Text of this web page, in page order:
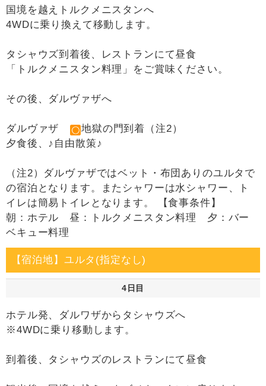
国境を越えトルクメニスタンへ
4WDに乗り換えて移動します。
タシャウズ到着後、レストランにて昼食
「トルクメニスタン料理」をご賞味ください。
その後、ダルヴァザへ
ダルヴァザ
地獄の門到着（注2）
夕食後、♪自由散策♪
（注2）ダルヴァザではベット・布団ありのユルタで
の宿泊となります。またシャワーは水シャワー、ト
イレは簡易トイレとなります。 【食事条件】
朝：ホテル 昼：トルクメニスタン料理 夕：バー
ベキュー料理
【宿泊地】ユルタ(指定なし)
4日目
ホテル発、ダルワザからタシャウズへ
※4WDに乗り移動します。
到着後、タシャウズのレストランにて昼食